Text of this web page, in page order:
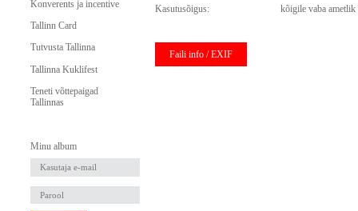
Konverents ja incentive
Tallinn Card
Tutvusta Tallinna
Tallinna Kuklifest
Teneti võttepaigad
Tallinnas
Minu album
Kasutusõigus:
kõigile vaba
Faili info / EXIF